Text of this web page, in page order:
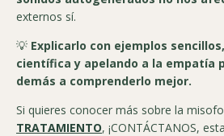
externos sí.
💡 Explicarlo con ejemplos
científica y apelando a la empatía
demás a comprenderlo mejor.
Si quieres conocer más sobre la
TRATAMIENTO, ¡CONTÁCTANOS,